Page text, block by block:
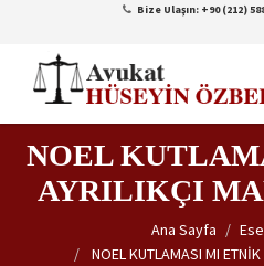
Bize Ulaşın: +90 (212)
NOEL
AYRILIKÇI
Ana Sayfa
NOEL KUTLAMASI MI